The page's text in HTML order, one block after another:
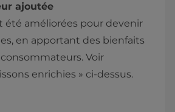
ajoutée
été améliorées pour devenir
en apportant des bienfaits
Voir
enrichies » ci-dessus.